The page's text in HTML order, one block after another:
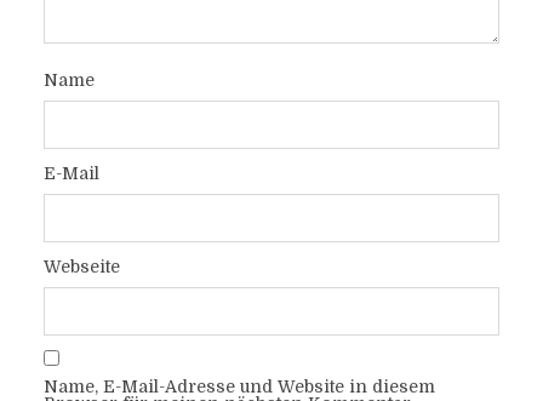
Name
E-Mail
Webseite
Name, E-Mail-Adresse und Website in diesem